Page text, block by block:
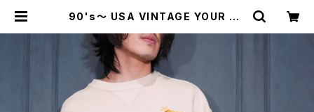
90's～ USA VINTAGE YOUR BR
OIDERY DESIGN SWEAT SHIR
T/90年代〜アメリカ古着わんこ刺繍
デザインスウェット | Titti Vintage